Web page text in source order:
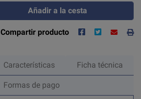
Añadir a la cesta
Compartir producto
Características Ficha técnica
Formas de pago